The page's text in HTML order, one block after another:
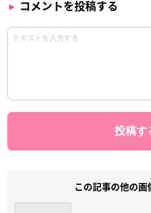
コメントを投稿する
この記事の他の画